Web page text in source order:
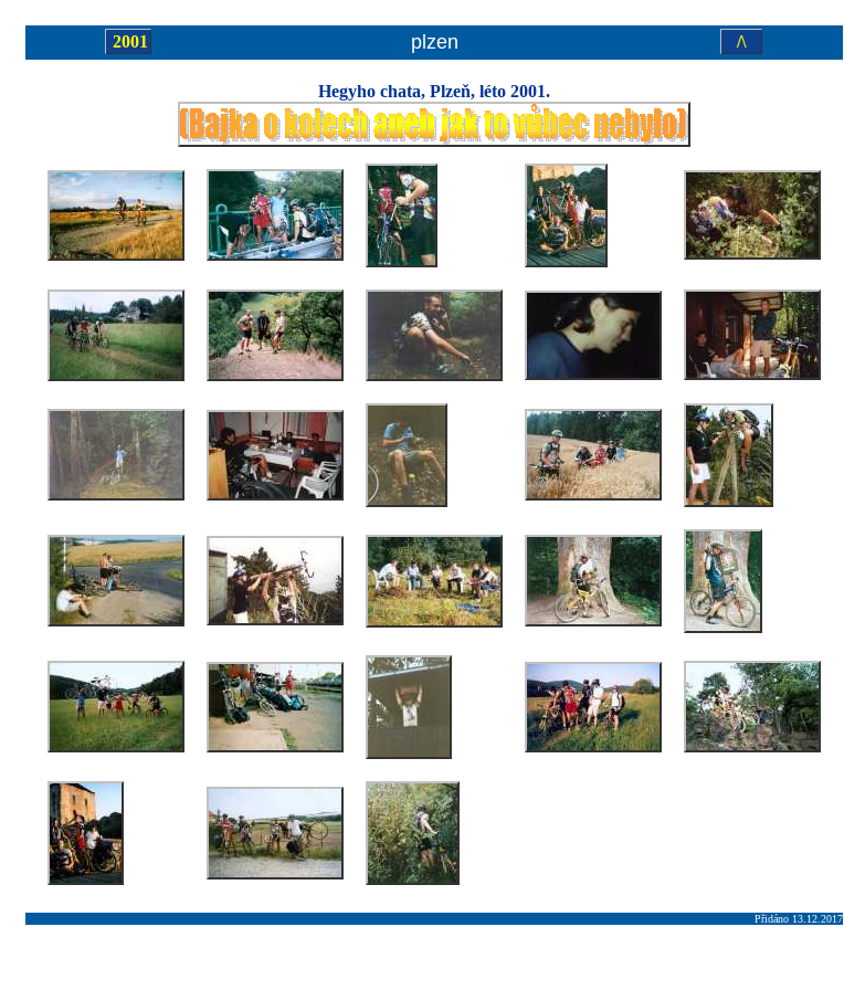
2001 plzen /\
Hegyho chata, Plzeň, léto 2001.
Přidáno 13.12.2017